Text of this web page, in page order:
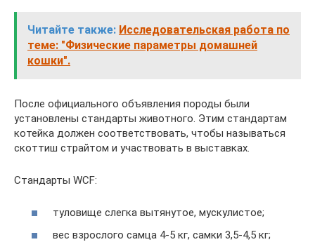
Читайте также: Исследовательская работа по
теме: "Физические параметры домашней
кошки".
После официального объявления породы были
установлены стандарты животного. Этим стандартам
котейка должен соответствовать, чтобы называться
скоттиш страйтом и участвовать в выставках.
Стандарты WCF:
туловище слегка вытянутое, мускулистое;
вес взрослого самца 4-5 кг, самки 3,5-4,5 кг;